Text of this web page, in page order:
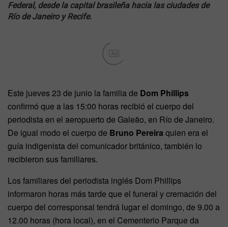
Federal, desde la capital brasileña hacia las ciudades de
Río de Janeiro y Recife.
Ad
Este jueves 23 de junio la familia de Dom Phillips
confirmó que a las 15:00 horas recibió el cuerpo del
periodista en el aeropuerto de Galeão, en Río de Janeiro.
De igual modo el cuerpo de Bruno Pereira quien era el
guía indigenista del comunicador británico, también lo
recibieron sus familiares.
Los familiares del periodista inglés Dom Phillips
informaron horas más tarde que el funeral y cremación del
cuerpo del corresponsal tendrá lugar el domingo, de 9.00 a
12.00 horas (hora local), en el Cementerio Parque da